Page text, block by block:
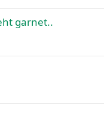
garnet..